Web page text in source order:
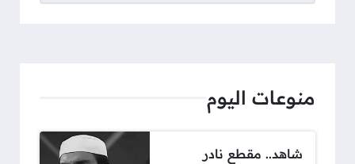
منوعات اليوم
شاهد.. مقطع نادر